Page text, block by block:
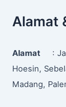
Alamat
Alamat :
Hoesin,
Madang,